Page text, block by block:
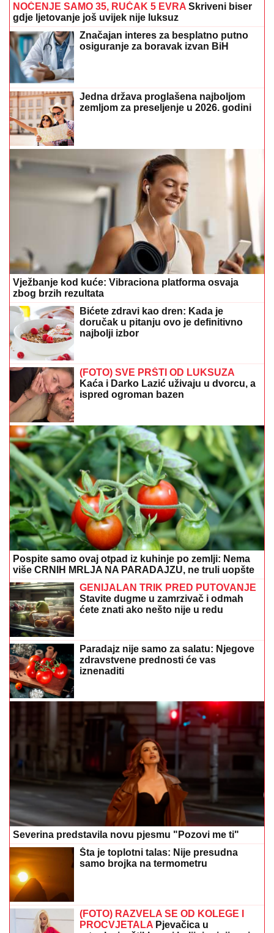
NOĆENJE SAMO 35, RUČAK 5 EVRA Skriveni biser
gdje ljetovanje još uvijek nije luksuz
Značajan interes za besplatno putno
osiguranje za boravak izvan BiH
Jedna država proglašena najboljom
zemljom za preseljenje u 2026. godini
Vježbanje kod kuće: Vibraciona platforma osvaja
zbog brzih rezultata
Bićete zdravi kao dren: Kada je
doručak u pitanju ovo je definitivno
najbolji izbor
(FOTO) SVE PRŠTI OD LUKSUZA
Kaća i Darko Lazić uživaju u dvorcu, a
ispred ogroman bazen
Pospite samo ovaj otpad iz kuhinje po zemlji: Nema
više CRNIH MRLJA NA PARADAJZU, ne truli uopšte
GENIJALAN TRIK PRED PUTOVANJE
Stavite dugme u zamrzivač i odmah
ćete znati ako nešto nije u redu
Paradajz nije samo za salatu: Njegove
zdravstvene prednosti će vas
iznenaditi
Severina predstavila novu pjesmu "Pozovi me ti"
Šta je toplotni talas: Nije presudna
samo brojka na termometru
(FOTO) RAZVELA SE OD KOLEGE I
PROCVJETALA Pjevačica u